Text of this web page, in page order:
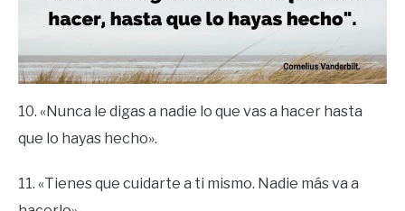
10. «Nunca le digas a nadie lo que vas a hacer hasta
que lo hayas hecho».
11. «Tienes que cuidarte a ti mismo. Nadie más va a